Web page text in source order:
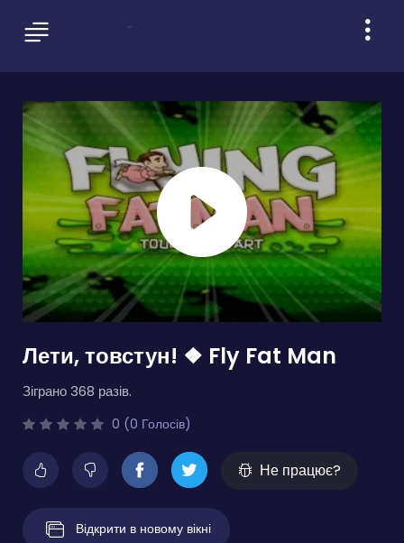
Лети, товстун! ❖ Fly Fat Man
Зіграно 368 разів.
0 (0 Голосів)
Не працює?
Відкрити в новому вікні